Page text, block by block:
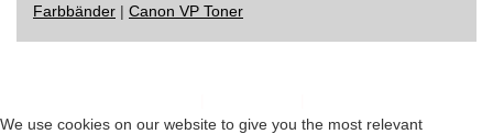
Farbbänder | Canon VP Toner
We use cookies on our website to give you the most relevant